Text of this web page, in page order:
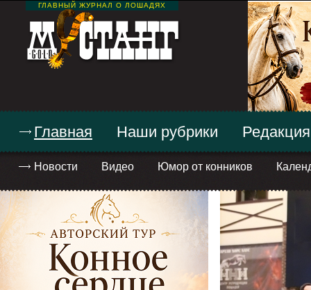
ГЛАВНЫЙ ЖУРНАЛ О ЛОШАДЯХ
Главная
Новости Видео Юмор от конников
Наши рубрики Редакция